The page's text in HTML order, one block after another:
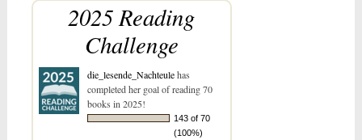
2025 Reading
Challenge
die_lesende_Nachteulehas
completed her goal of reading 70
books in 2025!
143 of 70
(100%)